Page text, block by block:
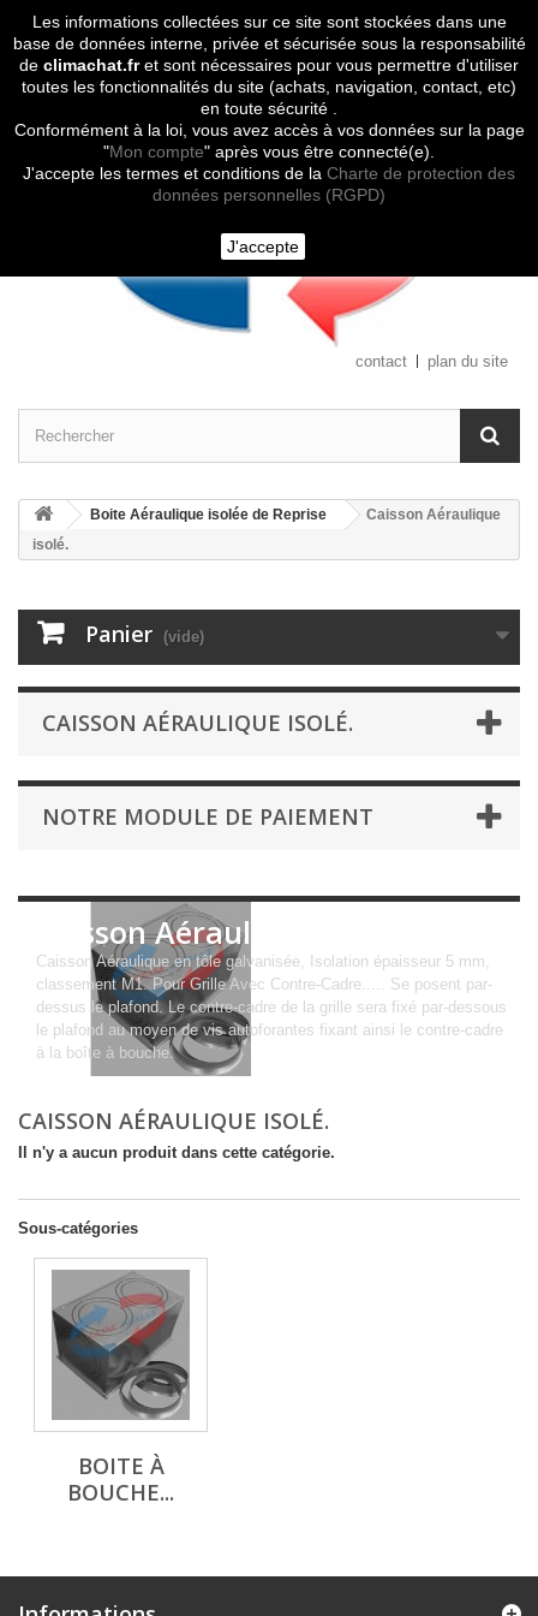
Les informations collectées sur ce site sont stockées dans une
base de données interne, privée et sécurisée sous la responsabilité
de climachat.fret sont nécessaires pour vous permettre d'utiliser
toutes les fonctionnalités du site (achats, navigation, contact, etc)
en toute sécurité .
Conformément à la loi, vous avez accès à vos données sur la page
"Mon compte" après vous être connecté(e).
J'accepte les termes et conditions de la Charte de protection des
données personnelles (RGPD)
J'accepte
Contactez-nous
contact plan du site
Boite Aéraulique isolée de Reprise
Caisson Aéraulique
isolé.
Panier (vide)
CAISSON AÉRAULIQUE ISOLÉ.
NOTRE MODULE DE PAIEMENT
Caisson Aéraulique isolé.
Caisson Aéraulique en tôle galvanisée, Isolation épaisseur 5 mm,
classement M1. Pour Grille Avec Contre-Cadre..... Se posent par-
dessus le plafond. Le contre-cadre de la grille sera fixé par-dessous
le plafond au moyen de vis autoforantes fixant ainsi le contre-cadre
à la boîte à bouche.
CAISSON AÉRAULIQUE ISOLÉ.
Il n'y a aucun produit dans cette catégorie.
Sous-catégories
BOITE À
BOUCHE...